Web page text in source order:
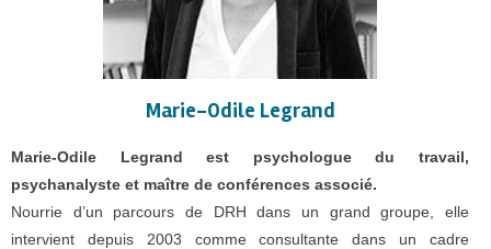
Marie-Odile Legrand
Marie-Odile Legrand est psychologue du travail,
psychanalyste et maître de conférences associé.
Nourrie d’un parcours de DRH dans un grand groupe, elle
intervient depuis 2003 comme consultante dans un cadre